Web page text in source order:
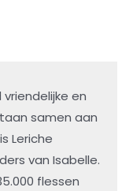
en
samen aan
Leriche
van Isabelle.
flessen